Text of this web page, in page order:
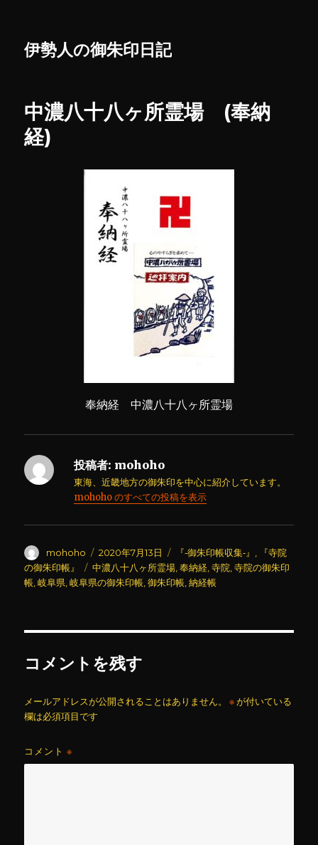
伊勢人の御朱印日記
中濃八十八ヶ所霊場 (奉納
経)
奉納経 中濃八十八ヶ所霊場
投稿者: mohoho
東海、近畿地方の御朱印を中心に紹介しています。
mohoho のすべての投稿を表示
投
稿
者
mohoho
投
稿
日:
2020年7月13日
カ
テ
ゴ
『‐御朱印帳収集‐』
『寺院
の御朱印帳』
タ
グ
中濃八十八ヶ所霊場 ,奉納経 ,寺院 ,寺院の御朱印
帳 ,岐阜県 ,岐阜県の御朱印帳 ,御朱印帳 ,納経帳
コメントを残す
メールアドレスが公開されることはありません。 ※が付いている
欄は必須項目です
コメント※